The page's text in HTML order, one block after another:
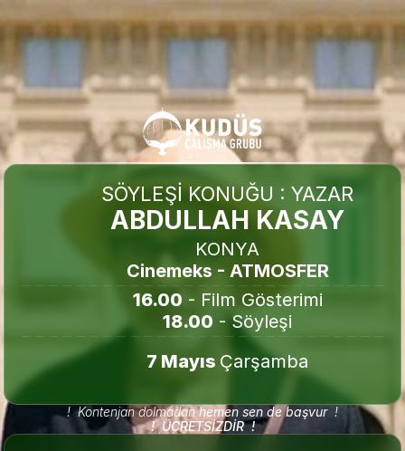
SÖYLEŞİ KONUĞU : YAZAR
ABDULLAH KASAY
KONYA
Cinemeks - ATMOSFER
16.00 - Film Gösterimi
18.00 - Söyleşi
7 Mayıs Çarşamba
!  Kontenjan dolmadan hemen sen de başvur
  !
!  ÜCRETSİZDİR  !